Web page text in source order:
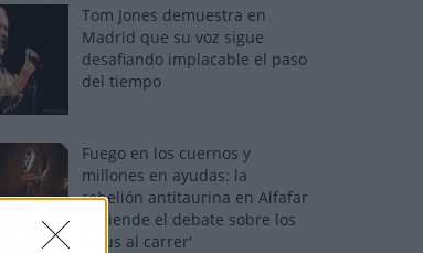
Tom Jones demuestra en
Madrid que su voz sigue
desafiando implacable el paso
del tiempo
Fuego en los cuernos y
millones en ayudas: la
rebelión antitaurina en Alfafar
enciende el debate sobre los
'bous al carrer'